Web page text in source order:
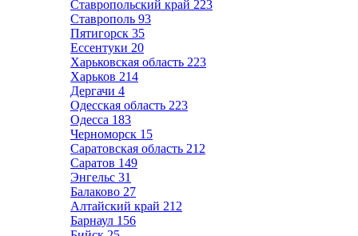
Ставропольский край 223
Ставрополь 93
Пятигорск 35
Ессентуки 20
Харьковская область 223
Харьков 214
Дергачи 4
Одесская область 223
Одесса 183
Черноморск 15
Саратовская область 212
Саратов 149
Энгельс 31
Балаково 27
Алтайский край 212
Барнаул 156